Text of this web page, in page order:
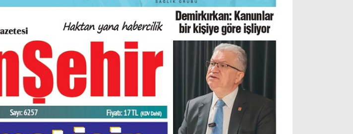
Hava Durumu
SAĞLIK
Künye
Teknoloji
Gizlilik Politikası